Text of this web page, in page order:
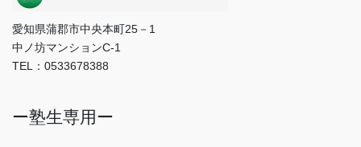
愛知県蒲郡市中央本町25－1
中ノ坊マンションC-1
TEL：0533678388
ー塾生専用ー